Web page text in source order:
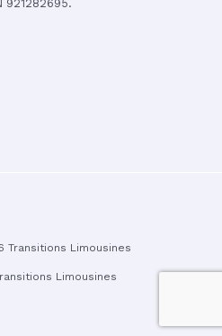
921282695.
Transitions Limousines
Limousines